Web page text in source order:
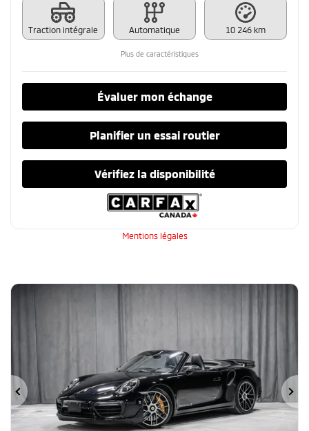
Traction intégrale Automatique 10 246 km
Plus de caractéristiques
Évaluer mon échange
Planifier un essai routier
Vérifiez la disponibilité
Mentions légales
Précédent